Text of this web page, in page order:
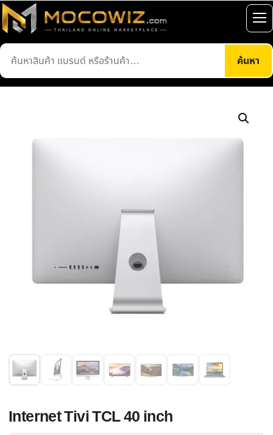
ข้าม
ไป
เนื้อหา
ค้นหา
สินค้า
ค้นหา
เปิ
เม
Internet Tivi TCL 40 inch